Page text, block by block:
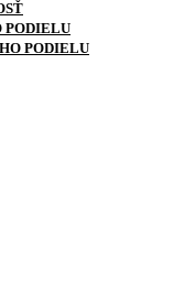
PODIELU
PODIELU